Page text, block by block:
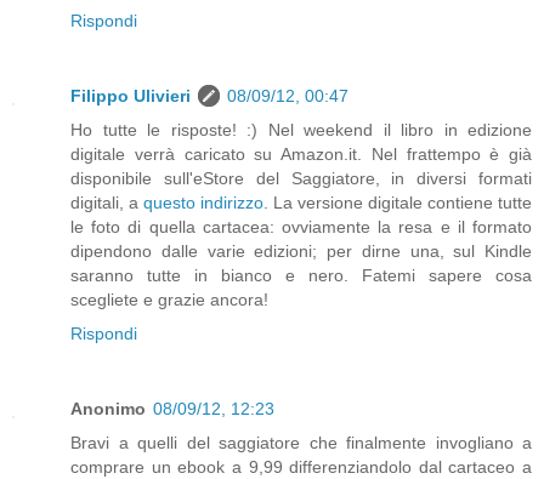
Rispondi
Filippo Ulivieri
08/09/12, 00:47
Ho tutte le risposte! :) Nel weekend il libro in edizione
digitale verrà caricato su Amazon.it. Nel frattempo è già
disponibile sull'eStore del Saggiatore, in diversi formati
digitali, a questo indirizzo . La versione digitale contiene tutte
le foto di quella cartacea: ovviamente la resa e il formato
dipendono dalle varie edizioni; per dirne una, sul Kindle
saranno tutte in bianco e nero. Fatemi sapere cosa
scegliete e grazie ancora!
Rispondi
Anonimo 08/09/12, 12:23
Bravi a quelli del saggiatore che finalmente invogliano a
comprare un ebook a 9,99 differenziandolo dal cartaceo a